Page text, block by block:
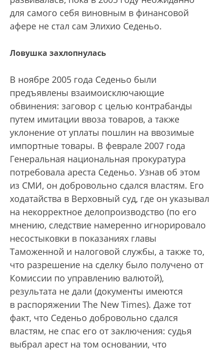
для самого себя виновным в финансовой
афере не стал сам Элихио Седеньо.
Ловушка захлопнулась
В ноябре 2005 года Седеньо были
предъявлены взаимоисключающие
обвинения: заговор с целью контрабанды
путем имитации ввоза товаров, а также
уклонение от уплаты пошлин на ввозимые
импортные товары. В феврале 2007 года
Генеральная национальная прокуратура
потребовала ареста Седеньо. Узнав об этом
из СМИ, он добровольно сдался властям. Его
ходатайства в Верховный суд, где он указывал
на некорректное делопроизводство (по его
мнению, следствие намеренно игнорировало
несостыковки в показаниях главы
Таможенной и налоговой службы, а также то,
что разрешение на сделку было получено от
Комиссии по управлению валютой),
результата не дали (документы имеются
в распоряжении The New Times). Даже тот
факт, что Седеньо добровольно сдался
властям, не спас его от заключения: судья
выбрал арест на том основании, что